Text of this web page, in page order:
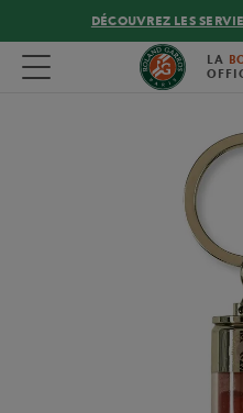
DÉCOUVREZ LES
Toggle navigation LA